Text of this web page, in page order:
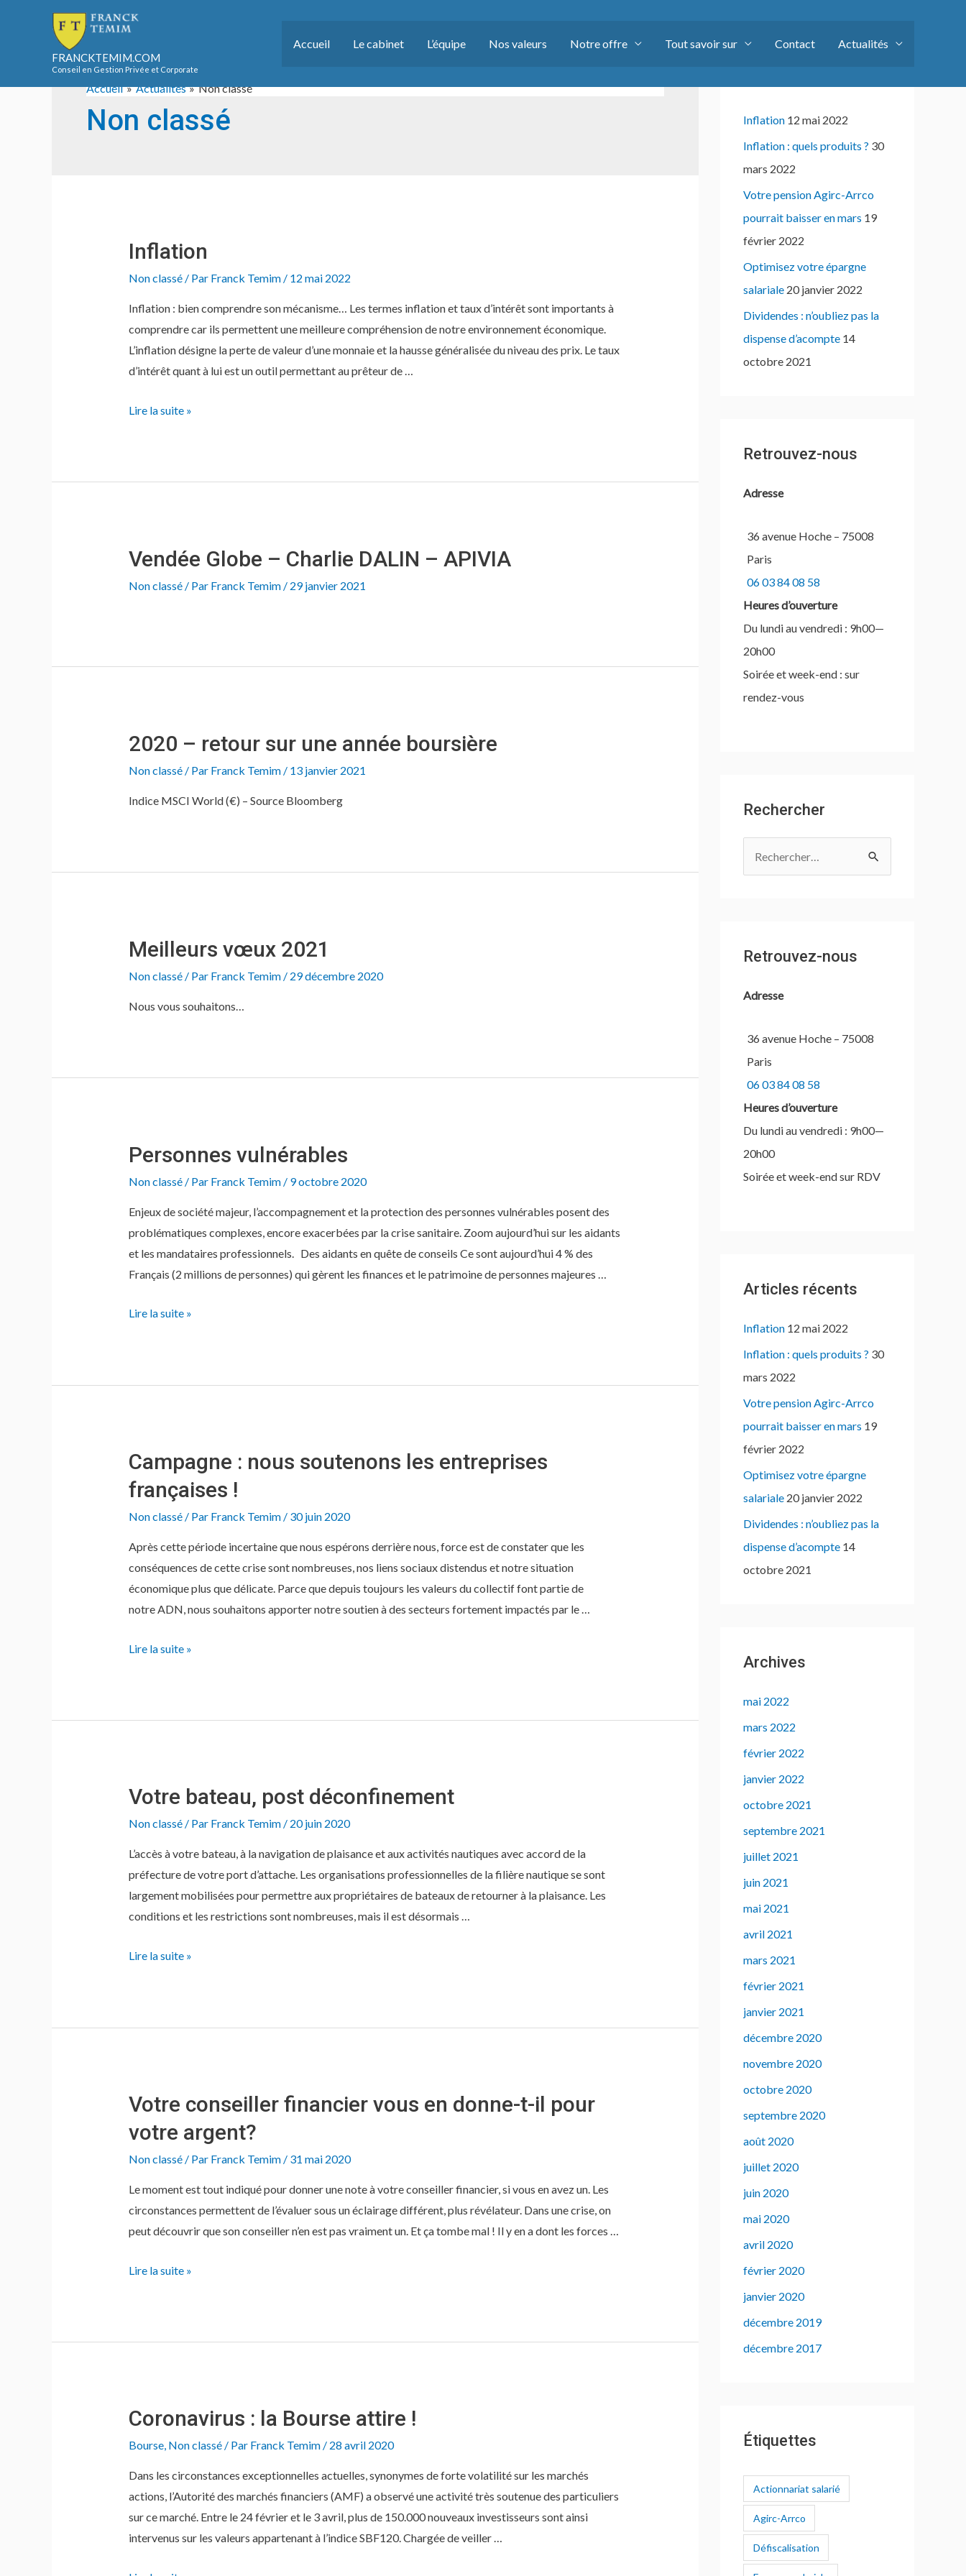
FRANCKTEMIM.COM
Conseil en Gestion Privée et Corporate
Accueil Le cabinet L’équipe Nos valeurs Notre offre Tout savoir sur Contact Actualités
Accueil Actualités Non classé
Non classé
Inflation
Non classé/ Par Franck Temim / 12 mai 2022
Inflation : bien comprendre son mécanisme… Les termes inflation et taux d’intérêt sont importants à
comprendre car ils permettent une meilleure compréhension de notre environnement économique.
L’inflation désigne la perte de valeur d’une monnaie et la hausse généralisée du niveau des prix. Le taux
d’intérêt quant à lui est un outil permettant au prêteur de …
Inflation
Lire la suite »
Vendée Globe – Charlie DALIN – APIVIA
Non classé/ Par Franck Temim / 29 janvier 2021
2020 – retour sur une année boursière
Non classé/ Par Franck Temim / 13 janvier 2021
Indice MSCI World (€) – Source Bloomberg
Meilleurs vœux 2021
Non classé/ Par Franck Temim / 29 décembre 2020
Nous vous souhaitons…
Personnes vulnérables
Non classé/ Par Franck Temim / 9 octobre 2020
Enjeux de société majeur, l’accompagnement et la protection des personnes vulnérables posent des
problématiques complexes, encore exacerbées par la crise sanitaire. Zoom aujourd’hui sur les aidants
et les mandataires professionnels. Des aidants en quête de conseils Ce sont aujourd’hui 4 % des
Français (2 millions de personnes) qui gèrent les finances et le patrimoine de personnes majeures …
Personnes
Lire la suite »
Campagne : nous soutenons les entreprises
françaises !
Non classé/ Par Franck Temim / 30 juin 2020
Après cette période incertaine que nous espérons derrière nous, force est de constater que les
conséquences de cette crise sont nombreuses, nos liens sociaux distendus et notre situation
économique plus que délicate. Parce que depuis toujours les valeurs du collectif font partie de
notre ADN, nous souhaitons apporter notre soutien à des secteurs fortement impactés par le …
Campagne
!
Lire la suite »
Votre bateau, post déconfinement
Non classé/ Par Franck Temim / 20 juin 2020
L’accès à votre bateau, à la navigation de plaisance et aux activités nautiques avec accord de la
préfecture de votre port d’attache. Les organisations professionnelles de la filière nautique se sont
largement mobilisées pour permettre aux propriétaires de bateaux de retourner à la plaisance. Les
conditions et les restrictions sont nombreuses, mais il est désormais …
Votre
Lire la suite »
Votre conseiller financier vous en donne-t-il pour
votre argent?
Non classé/ Par Franck Temim / 31 mai 2020
Le moment est tout indiqué pour donner une note à votre conseiller financier, si vous en avez un. Les
circonstances permettent de l’évaluer sous un éclairage différent, plus révélateur. Dans une crise, on
peut découvrir que son conseiller n’en est pas vraiment un. Et ça tombe mal ! Il y en a dont les forces …
Votre
il
argent?
Lire la suite »
Coronavirus : la Bourse attire !
Bourse, Non classé/ Par Franck Temim / 28 avril 2020
Dans les circonstances exceptionnelles actuelles, synonymes de forte volatilité sur les marchés
actions, l’Autorité des marchés financiers (AMF) a observé une activité très soutenue des particuliers
sur ce marché. Entre le 24 février et le 3 avril, plus de 150.000 nouveaux investisseurs sont ainsi
intervenus sur les valeurs appartenant à l’indice SBF120. Chargée de veiller …
Inflation 12 mai 2022
Inflation : quels produits ? 30
mars 2022
Votre pension Agirc-Arrco
pourrait baisser en mars 19
février 2022
Optimisez votre épargne
salariale 20 janvier 2022
Dividendes : n’oubliez pas la
dispense d’acompte 14
octobre 2021
Retrouvez-nous
Adresse
36 avenue Hoche – 75008
Paris
06 03 84 08 58
Heures d’ouverture
Du lundi au vendredi : 9h00—
20h00
Soirée et week-end : sur
rendez-vous
Rechercher
r
:
Retrouvez-nous
Adresse
36 avenue Hoche – 75008
Paris
06 03 84 08 58
Heures d’ouverture
Du lundi au vendredi : 9h00—
20h00
Soirée et week-end sur RDV
Articles récents
Inflation 12 mai 2022
Inflation : quels produits ? 30
mars 2022
Votre pension Agirc-Arrco
pourrait baisser en mars 19
février 2022
Optimisez votre épargne
salariale 20 janvier 2022
Dividendes : n’oubliez pas la
dispense d’acompte 14
octobre 2021
Archives
mai 2022
mars 2022
février 2022
janvier 2022
octobre 2021
septembre 2021
juillet 2021
juin 2021
mai 2021
avril 2021
mars 2021
février 2021
janvier 2021
décembre 2020
novembre 2020
octobre 2020
septembre 2020
août 2020
juillet 2020
juin 2020
mai 2020
avril 2020
février 2020
janvier 2020
décembre 2019
décembre 2017
Étiquettes
Actionnariat salarié
Agirc-Arrco
Défiscalisation